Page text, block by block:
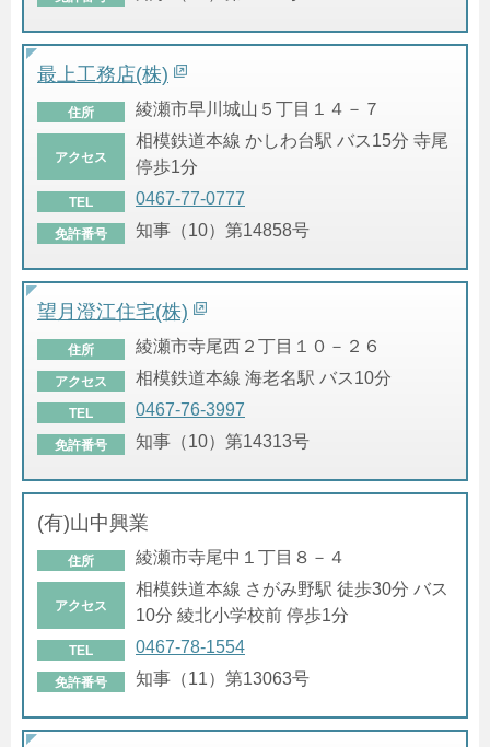
最上工務店(株)
住所 綾瀬市早川城山５丁目１４－７
アクセス
相模鉄道本線 かしわ台駅 バス15分 寺尾
停歩1分
TEL 0467-77-0777
免許番号 知事（10）第14858号
望月澄江住宅(株)
住所 綾瀬市寺尾西２丁目１０－２６
アクセス 相模鉄道本線 海老名駅 バス10分
TEL 0467-76-3997
免許番号 知事（10）第14313号
(有)山中興業
住所 綾瀬市寺尾中１丁目８－４
アクセス
相模鉄道本線 さがみ野駅 徒歩30分 バス
10分 綾北小学校前 停歩1分
TEL 0467-78-1554
免許番号 知事（11）第13063号